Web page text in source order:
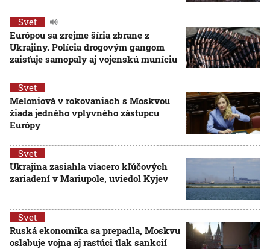
Svet
Európou sa zrejme šíria zbrane z
Ukrajiny. Polícia drogovým gangom
zaisťuje samopaly aj vojenskú muníciu
Svet
Meloniová v rokovaniach s Moskvou
žiada jedného vplyvného zástupcu
Európy
Svet
Ukrajina zasiahla viacero kľúčových
zariadení v Mariupole, uviedol Kyjev
Svet
Ruská ekonomika sa prepadla, Moskvu
oslabuje vojna aj rastúci tlak sankcií